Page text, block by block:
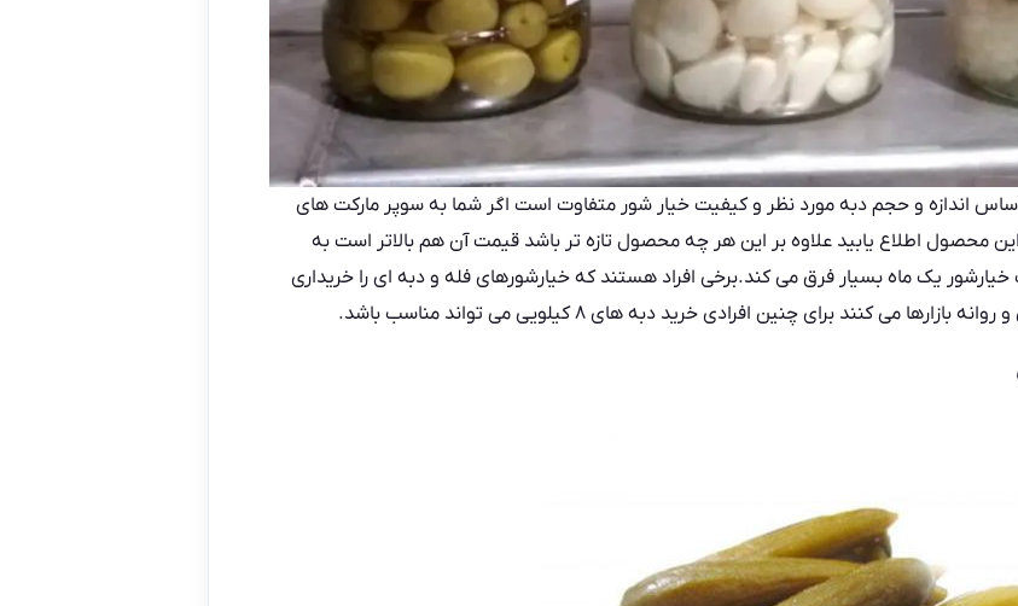
اساس اندازه و حجم دبه مورد نظر و کیفیت خیار شور متفاوت است اگر شما به سوپر مارکت های
محصول اطلاع یابید علاوه بر این هر چه محصول تازه تر باشد قیمت آن هم بالاتر است به
یک ماه بسیار فرق می کند.برخی افراد هستند که خیارشورهای فله و دبه ای را خریداری
کنند برای چنین افرادی خرید دبه های ۸ کیلویی می تواند مناسب باشد.